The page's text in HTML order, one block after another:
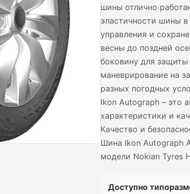
шины отлично
эластичности шины
управления и
весны до поздней
боковину для защиты
маневрирование на
разных погодных
Ikon Autograph – это
характеристики и
Качество и
Шина Ikon Autograph
модели Nokian Tyres
Доступно